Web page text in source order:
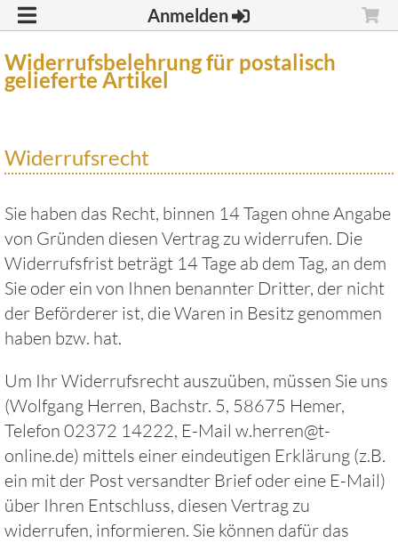
Anmelden
Widerrufsbelehrung für postalisch
gelieferte Artikel
Widerrufsrecht
Sie haben das Recht, binnen 14 Tagen ohne Angabe
von Gründen diesen Vertrag zu widerrufen. Die
Widerrufsfrist beträgt 14 Tage ab dem Tag, an dem
Sie oder ein von Ihnen benannter Dritter, der nicht
der Beförderer ist, die Waren in Besitz genommen
haben bzw. hat.
Um Ihr Widerrufsrecht auszuüben, müssen Sie uns
(Wolfgang Herren, Bachstr. 5, 58675 Hemer,
Telefon 02372 14222, E-Mail w.herren@t-
online.de) mittels einer eindeutigen Erklärung (z.B.
ein mit der Post versandter Brief oder eine E-Mail)
über Ihren Entschluss, diesen Vertrag zu
widerrufen, informieren. Sie können dafür das